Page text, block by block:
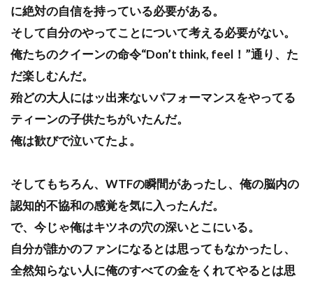
に絶対の自信を持っている必要がある。
そして自分のやってことについて考える必要がない。
俺たちのクイーンの命令“Don’t think, feel！”通り、た
だ楽しむんだ。
殆どの大人にはッ出来ないパフォーマンスをやってる
ティーンの子供たちがいたんだ。
俺は歓びで泣いてたよ。
そしてもちろん、WTFの瞬間があったし、俺の脳内の
認知的不協和の感覚を気に入ったんだ。
で、今じゃ俺はキツネの穴の深いとこにいる。
自分が誰かのファンになるとは思ってもなかったし、
全然知らない人に俺のすべての金をくれてやるとは思